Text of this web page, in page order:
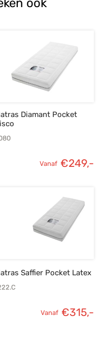
ook
Diamant Pocket
Vanaf €249,-
Saffier Pocket Latex
Vanaf €315,-